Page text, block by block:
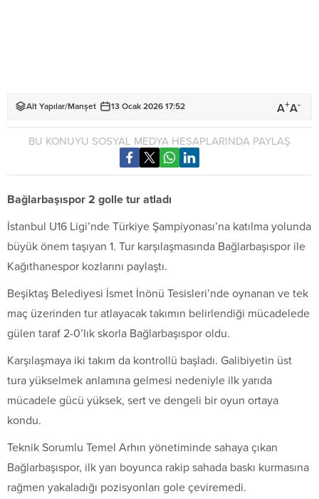
Alt Yapılar/Manşet 13 Ocak 2026 17:52 A+A-
BU KONUYU SOSYAL MEDYA HESAPLARINDA PAYLAŞ
Bağlarbaşıspor 2 golle tur atladı
İstanbul U16 Ligi’nde Türkiye Şampiyonası’na katılma yolunda
büyük önem taşıyan 1. Tur karşılaşmasında Bağlarbaşıspor ile
Kağıthanespor kozlarını paylaştı.
Beşiktaş Belediyesi İsmet İnönü Tesisleri’nde oynanan ve tek
maç üzerinden tur atlayacak takımın belirlendiği mücadelede
gülen taraf 2-0’lık skorla Bağlarbaşıspor oldu.
Karşılaşmaya iki takım da kontrollü başladı. Galibiyetin üst
tura yükselmek anlamına gelmesi nedeniyle ilk yarıda
mücadele gücü yüksek, sert ve dengeli bir oyun ortaya
kondu.
Teknik Sorumlu Temel Arhın yönetiminde sahaya çıkan
Bağlarbaşıspor, ilk yarı boyunca rakip sahada baskı kurmasına
rağmen yakaladığı pozisyonları gole çeviremedi.